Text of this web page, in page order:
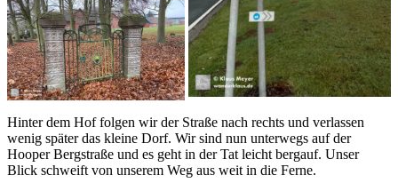
Hinter dem Hof folgen wir der Straße nach rechts und verlassen
wenig später das kleine Dorf. Wir sind nun unterwegs auf der
Hooper Bergstraße und es geht in der Tat leicht bergauf. Unser
Blick schweift von unserem Weg aus weit in die Ferne.